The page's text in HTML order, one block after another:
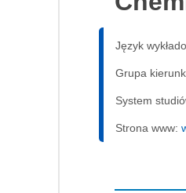
Język
Grupa
System
Strona www: